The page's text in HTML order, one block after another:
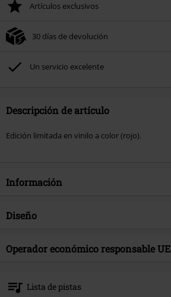
Artículos exclusivos
30 días de devolución
Un servicio excelente
Descripción de artículo
Edición limitada en vinilo a color (rojo).
Información
Artículo no.
Género Musical
Hard Rock
Banda
Diseño
Tipo de producto
SINGLE
Operador económico responsable UE
Langenhorner Chaussee 602
22419 Hamburg
Lista de pistas